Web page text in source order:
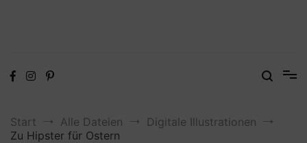
Start Alle Dateien
Digitale Illustrationen
Zu Hipster für Ostern